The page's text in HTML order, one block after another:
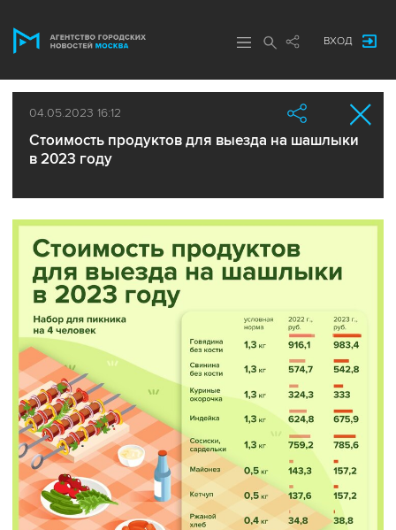
ВХОД
04.05.2023 16:12
Стоимость продуктов для выезда на шашлыки
в 2023 году